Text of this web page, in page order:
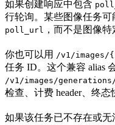
如果创建响应中包含
行轮询。某些图像任务可
poll_url ，而不是图像特
你也可以用 /v1/images/
任务 ID。这个兼容 alias
/v1/images/
检查、计费 header、终态
如果该任务已不存在或无